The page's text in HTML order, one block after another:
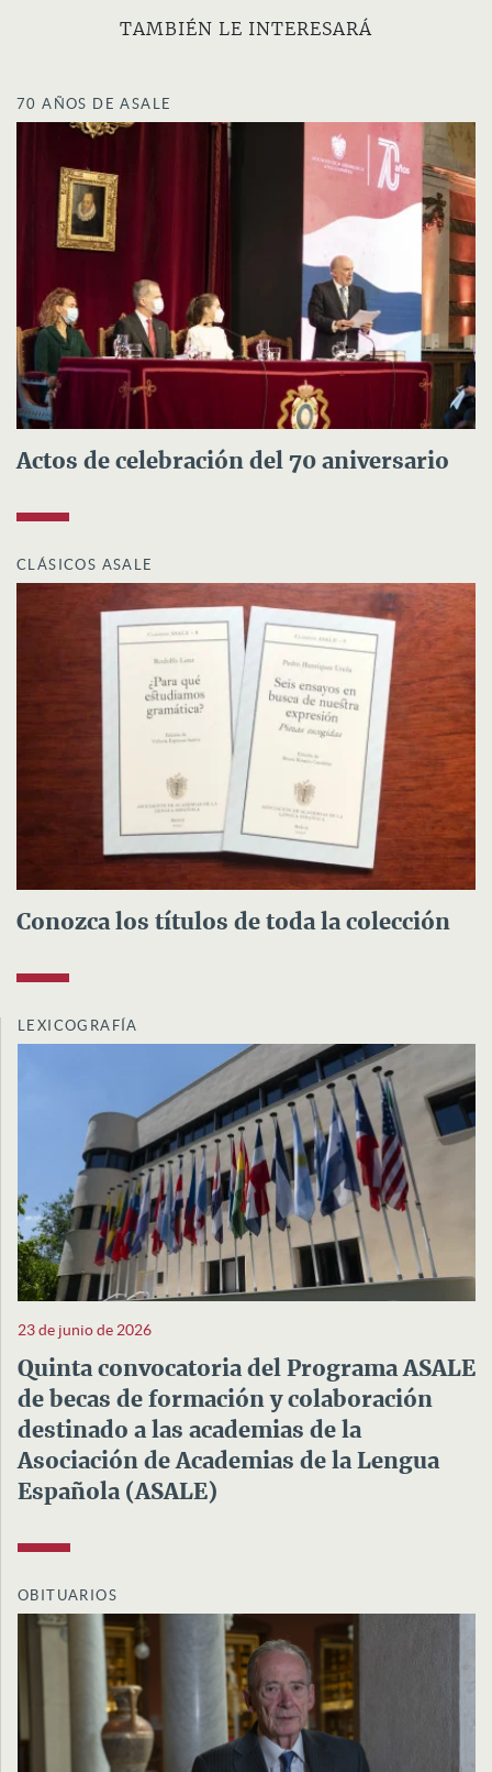
TAMBIÉN LE INTERESARÁ
70 AÑOS DE ASALE
Actos de celebración del 70 aniversario
CLÁSICOS ASALE
Conozca los títulos de toda la colección
LEXICOGRAFÍA
23 de junio de 2026
Quinta convocatoria del Programa ASALE
de becas de formación y colaboración
destinado a las academias de la
Asociación de Academias de la Lengua
Española (ASALE)
OBITUARIOS